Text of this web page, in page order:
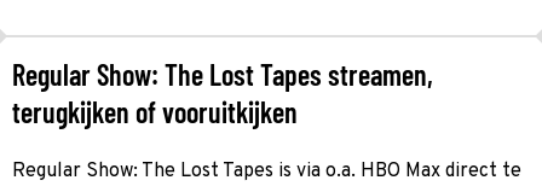
Regular Show: The Lost Tapes streamen,
terugkijken of vooruitkijken
Regular Show: The Lost Tapes is via o.a. HBO Max direct te